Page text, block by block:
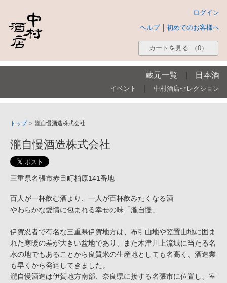
ログイン
初めてのお客様へ
ヘルプ
カートを見る （0）
蔵元一覧 日本酒
イベント 中村酒店セレクション
トップ > 瀧自慢酒造株式会社
瀧自慢酒造株式会社
三重県名張市赤目町柏原141番地
百人が一杯飲む酒より、一人が百杯飲みたくなる酒
やわらかな愛情に包まれる幸せの味「瀧自慢」
伊賀忍者で有名な三重県伊賀地方は、布引山地や笠置山地に囲ま
れた寒暖の差が大きい盆地であり、また木津川上流域に当たる名
水の地でもあることから良質米の生産地としても名高く、酒造業
も早くから発達してきました。
瀧自慢酒造は伊賀地方南部、奈良県に接する名張市に位置し、室